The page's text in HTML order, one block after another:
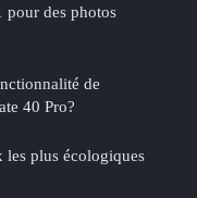
pour des photos
de
40 Pro?
les plus écologiques